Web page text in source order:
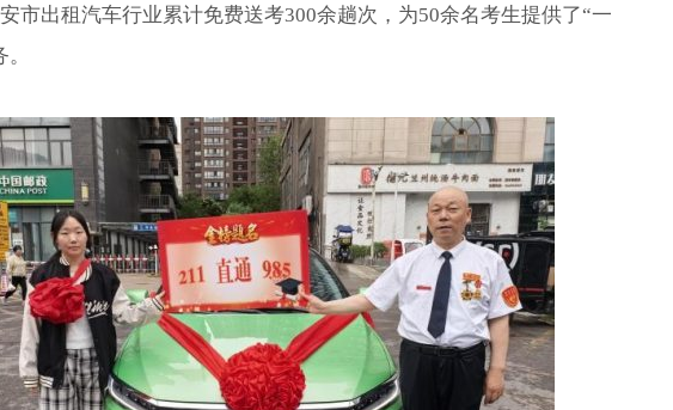
市出租汽车行业累计免费送考300余趟次，为50余名考生提供了“一